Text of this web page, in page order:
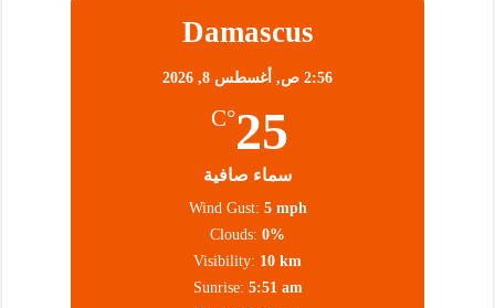
Damascus
2:56 ص, أغسطس 8, 2026
25
°C
سماء صافية
Wind Gust: 5 mph
Clouds: 0%
Visibility: 10 km
Sunrise: 5:51 am